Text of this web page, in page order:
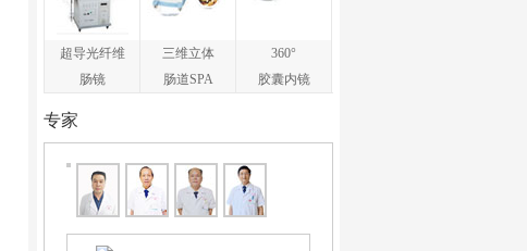
超导光纤维
肠镜
三维立体
肠道SPA
360°
胶囊内镜
专家